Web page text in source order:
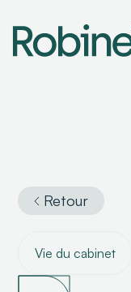
Retour
Vie du cabinet